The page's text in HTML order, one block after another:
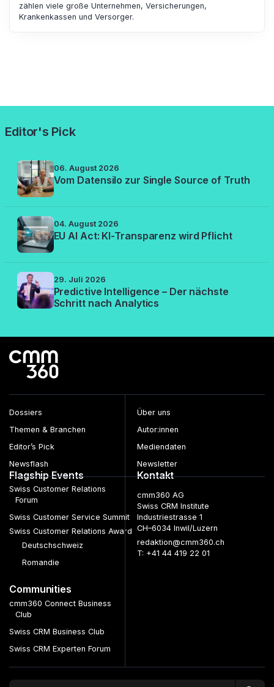
zählen viele große Unternehmen, Versicherungen,
Krankenkassen und Versorger.
Editor's Pick
06. August 2026
Vom Datensilo zur Single Source of Truth
04. August 2026
EU AI Act: KI-Transparenz wird Pflicht
29. Juli 2026
Predictive Intelligence – Der nächste
Schritt nach Analytics
Dossiers
Themen & Branchen
Editor’s Pick
Newsflash
Über uns
Autor:innen
Mediendaten
Newsletter
Flagship Events
Swiss Customer Relations
Forum
Swiss Customer Service Summit
Swiss Customer Relations Award
Deutschschweiz
Romandie
Communities
cmm360 Connect Business
Club
Swiss CRM Business Club
Swiss CRM Experten Forum
Kontakt
cmm360 AG
Swiss CRM Institute
Industriestrasse 1
CH–6034 Inwil/Luzern
redaktion@cmm360.ch
T: +41 44 419 22 01